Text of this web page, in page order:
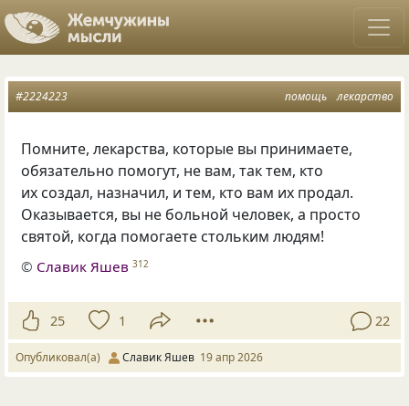
помощь лекарство
#2224223
Помните, лекарства, которые вы принимаете,
обязательно помогут, не вам, так тем, кто
их создал, назначил, и тем, кто вам их продал.
Оказывается, вы не больной человек, а просто
святой, когда помогаете стольким людям!
© Славик Яшев 312
25 1 22
Опубликовал(а) Славик Яшев 19 апр 2026